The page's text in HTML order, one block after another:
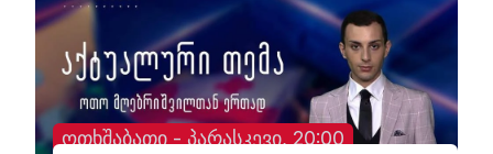
ოთხშაბათი - პარასკევი, 20:00